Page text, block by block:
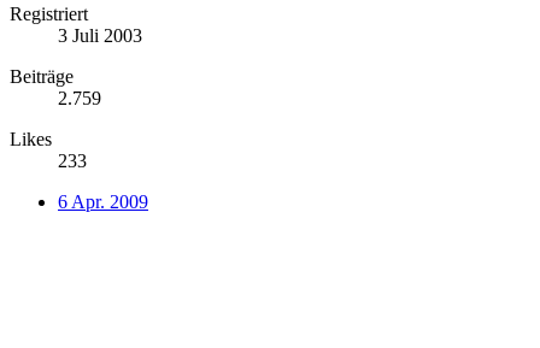
Registriert
3 Juli 2003
Beiträge
2.759
Likes
233
6 Apr. 2009